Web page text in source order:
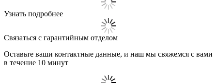
Узнать подробнее
Связаться с гарантийным отделом
Оставьте ваши контактные данные, и наш мы свяжемся с вами
в течение 10 минут